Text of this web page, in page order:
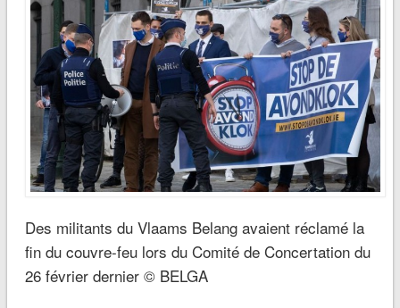
Des militants du Vlaams Belang avaient réclamé la
fin du couvre-feu lors du Comité de Concertation du
26 février dernier © BELGA